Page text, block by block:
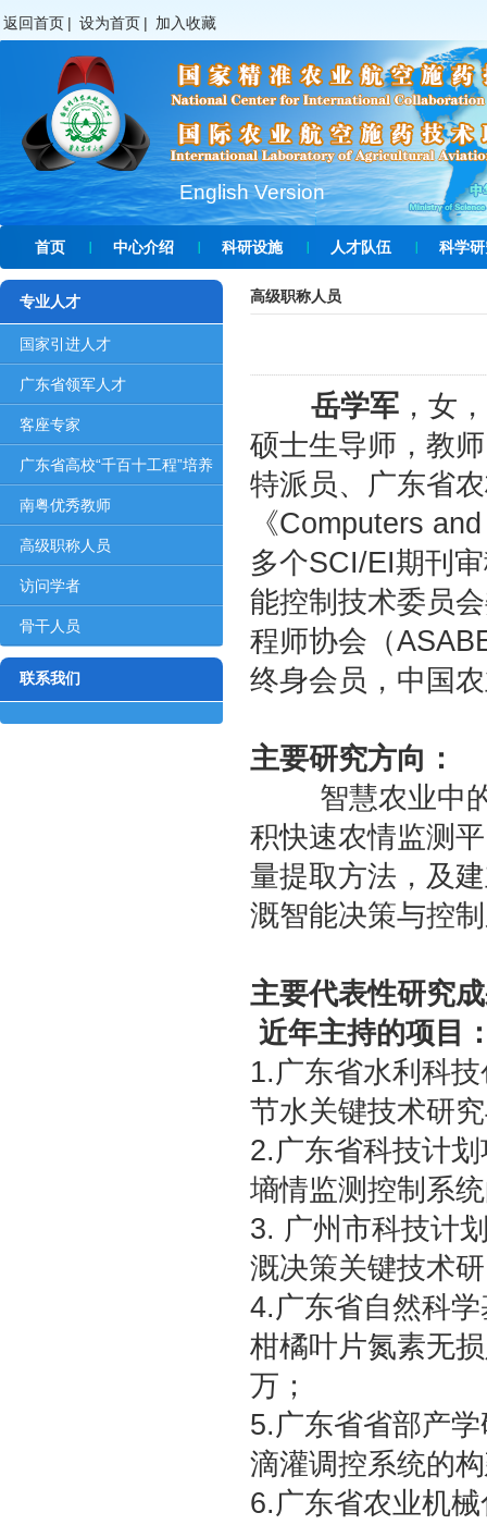
返回首页 | 设为首页 | 加入收藏
English Version
首页 中心介绍 科研设施 人才队伍 科学
专业人才
国家引进人才
广东省领军人才
客座专家
广东省高校“千百十工程”培养
对象
南粤优秀教师
高级职称人员
访问学者
骨干人员
联系我们
高级职称人员
岳学军 ，女
硕士生导师，教
特派员、广东省
《Computers
多个SCI/EI期刊
能控制技术委员
程师协会（
终身会员，中国
主要研究方向：
智慧农业中的
积快速农情监测
量提取方法，及
溉智能决策与控
主要代表性研究
近年主持的项目
1.广东省水利科
节水关键技术研
2.广东省科技计
墒情监测控制系
3. 广州市科技计
溉决策关键技术
4.广东省自然科
柑橘叶片氮素无
万；
5.广东省省部产
滴灌调控系统的
6.广东省农业机